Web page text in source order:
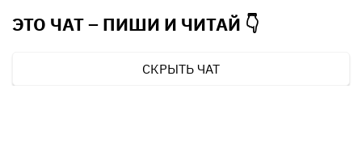
ЭТО ЧАТ – ПИШИ И ЧИТАЙ 👇
СКРЫТЬ ЧАТ